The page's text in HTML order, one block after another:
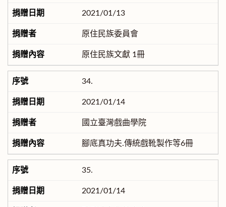
2021/01/13
原住民族委員會
原住民族文獻 1冊
34.
2021/01/14
國立臺灣戲曲學院
腳底真功夫.傳統戲靴製作等6冊
35.
2021/01/14